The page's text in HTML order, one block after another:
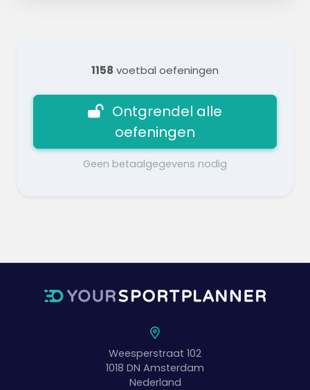
1158 voetbal oefeningen
Ontgrendel alle
oefeningen
Geen betaalgegevens nodig
Weesperstraat 102
1018 DN Amsterdam
Nederland